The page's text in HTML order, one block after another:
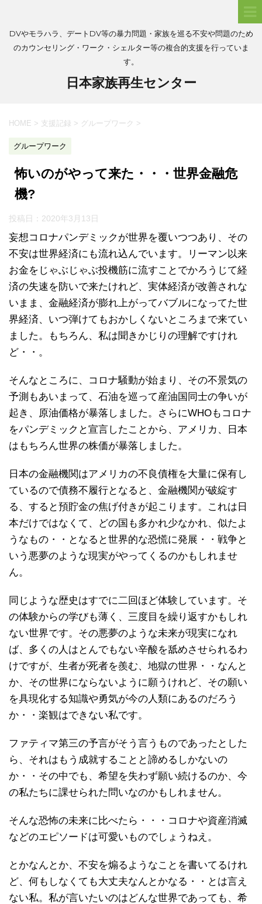
DVやモラハラ、デートDV等の暴力問題・家族を巡る不安や問題のため
のカウンセリング・ワーク・シェルター等の複合的支援を行っていま
す。
日本家族再生センター
HOME > 支援記録 > グループワーク >
グループワーク
怖いのがやって来た・・・世界金融危
機?
投稿日： 2020年3月13日
妄想コロナパンデミックが世界を覆いつつあり、その
不安は世界経済にも流れ込んでいます。リーマン以来
お金をじゃぶじゃぶ投機筋に流すことでかろうじて経
済の失速を防いで来たけれど、実体経済が改善されな
いまま、金融経済が膨れ上がってバブルになってた世
界経済、いつ弾けてもおかしくないところまで来てい
ました。もちろん、私は聞きかじりの理解ですけれ
ど・・。
そんなところに、コロナ騒動が始まり、その不景気の
予測もあいまって、石油を巡って産油国同士の争いが
起き、原油価格が暴落しました。さらにWHOもコロナ
をパンデミックと宣言したことから、アメリカ、日本
はもちろん世界の株価が暴落しました。
日本の金融機関はアメリカの不良債権を大量に保有し
ているので債務不履行となると、金融機関が破綻す
る、すると預貯金の焦げ付きが起こります。これは日
本だけではなくて、どの国も多かれ少なかれ、似たよ
うなもの・・となると世界的な恐慌に発展・・戦争と
いう悪夢のような現実がやってくるのかもしれませ
ん。
同じような歴史はすでに二回ほど体験しています。そ
の体験からの学びも薄く、三度目を繰り返すかもしれ
ない世界です。その悪夢のような未来が現実になれ
ば、多くの人はとんでもない辛酸を舐めさせられるわ
けですが、生者が死者を羨む、地獄の世界・・なんと
か、その世界にならないように願うけれど、その願い
を具現化する知識や勇気が今の人類にあるのだろう
か・・楽観はできない私です。
ファティマ第三の予言がそう言うものであったとした
ら、それはもう成就することと諦めるしかないの
か・・その中でも、希望を失わず願い続けるのか、今
の私たちに課せられた問いなのかもしれません。
そんな恐怖の未来に比べたら・・・コロナや資産消滅
などのエピソードは可愛いものでしょうねえ。
とかなんとか、不安を煽るようなことを書いてるけれ
ど、何もしなくても大丈夫なんとかなる・・とは言え
ない私。私が言いたいのはどんな世界であっても、希